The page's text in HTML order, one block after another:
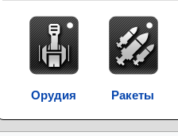
Орудия Ракеты